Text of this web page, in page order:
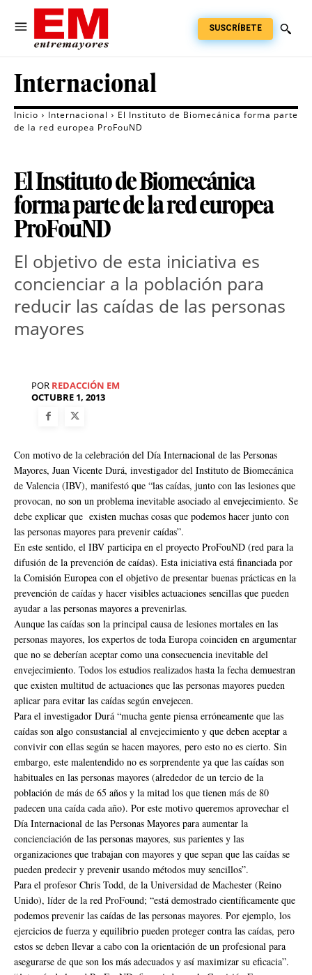
SUSCRÍBETE
Internacional
Inicio Internacional
El Instituto de Biomecánica forma parte
de la red europea ProFouND
El Instituto de Biomecánica
forma parte de la red europea
ProFouND
El objetivo de esta iniciativa es
concienciar a la población para
reducir las caídas de las personas
mayores
POR REDACCIÓN EM
OCTUBRE 1, 2013
Con motivo de la celebración del Día Internacional de las Personas
Mayores, Juan Vicente Durá, investigador del Instituto de Biomecánica
de Valencia (IBV), manifestó que “las caídas, junto con las lesiones que
provocan, no son un problema inevitable asociado al envejecimiento. Se
debe explicar que existen muchas cosas que podemos hacer junto con
las personas mayores para prevenir caídas”.
En este sentido, el IBV participa en el proyecto ProFouND (red para la
difusión de la prevención de caídas). Esta iniciativa está financiada por
la Comisión Europea con el objetivo de presentar buenas prácticas en la
prevención de caídas y hacer visibles actuaciones sencillas que pueden
ayudar a las personas mayores a prevenirlas.
Aunque las caídas son la principal causa de lesiones mortales en las
personas mayores, los expertos de toda Europa coinciden en argumentar
que no se deberían aceptar como una consecuencia inevitable del
envejecimiento. Todos los estudios realizados hasta la fecha demuestran
que existen multitud de actuaciones que las personas mayores pueden
aplicar para evitar las caídas según envejecen.
Para el investigador Durá “mucha gente piensa erróneamente que las
caídas son algo consustancial al envejecimiento y que deben aceptar a
convivir con ellas según se hacen mayores, pero esto no es cierto. Sin
embargo, este malentendido no es sorprendente ya que las caídas son
habituales en las personas mayores (alrededor de un tercio de la
población de más de 65 años y la mitad los que tienen más de 80
padecen una caída cada año). Por este motivo queremos aprovechar el
Día Internacional de las Personas Mayores para aumentar la
concienciación de las personas mayores, sus parientes y las
organizaciones que trabajan con mayores y que sepan que las caídas se
pueden predecir y prevenir usando métodos muy sencillos”.
Para el profesor Chris Todd, de la Universidad de Machester (Reino
Unido), líder de la red ProFound; “está demostrado científicamente que
podemos prevenir las caídas de las personas mayores. Por ejemplo, los
ejercicios de fuerza y equilibrio pueden proteger contra las caídas, pero
estos se deben llevar a cabo con la orientación de un profesional para
asegurarse de que son los más adecuados y así maximizar su eficacia”.